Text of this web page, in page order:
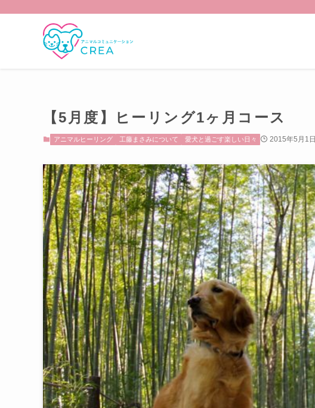
【5月度】ヒーリング1ヶ月コース
アニマルヒーリング 工藤まさみについて 愛犬と過ごす楽しい日々 2015年5月1日